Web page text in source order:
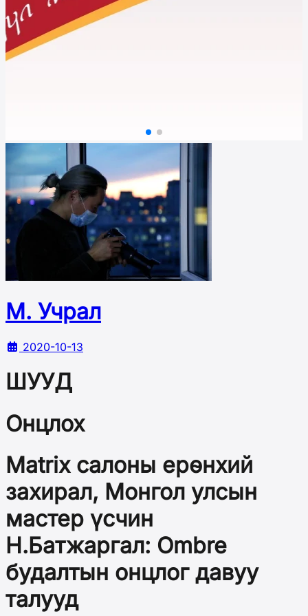
М. Учрал
2020-10-13
ШУУД
Онцлох
Matrix салоны ерөнхий
захирал, Монгол улсын
мастер үсчин
Н.Батжаргал: Ombre
будалтын онцлог давуу
талууд